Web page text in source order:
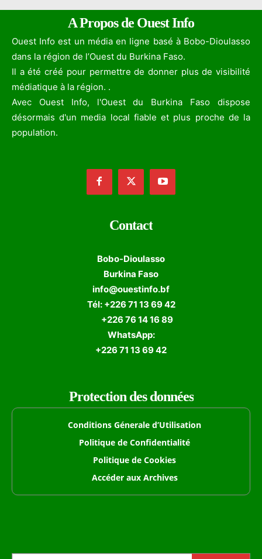
A Propos de Ouest Info
Ouest Info est un média en ligne basé à Bobo-Dioulasso
dans la région de l’Ouest du Burkina Faso.
Il a été créé pour permettre de donner plus de visibilité
médiatique à la région. .
Avec Ouest Info, l'Ouest du Burkina Faso dispose
désormais d'un media local fiable et plus proche de la
population.
Contact
Bobo-Dioulasso
Burkina Faso
info@ouestinfo.bf
Tél: +226 71 13 69 42
+226 76 14 16 89
WhatsApp:
+226 71 13 69 42
Protection des données
Conditions Génerale d’Utilisation
Politique de Confidentialité
Politique de Cookies
Accéder aux Archives